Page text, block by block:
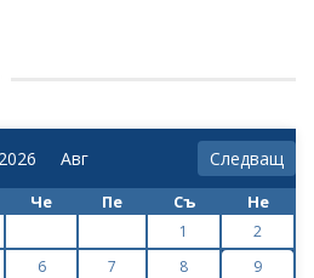
Следващ
Че Пе Съ Не
1
2
6 7 8
9